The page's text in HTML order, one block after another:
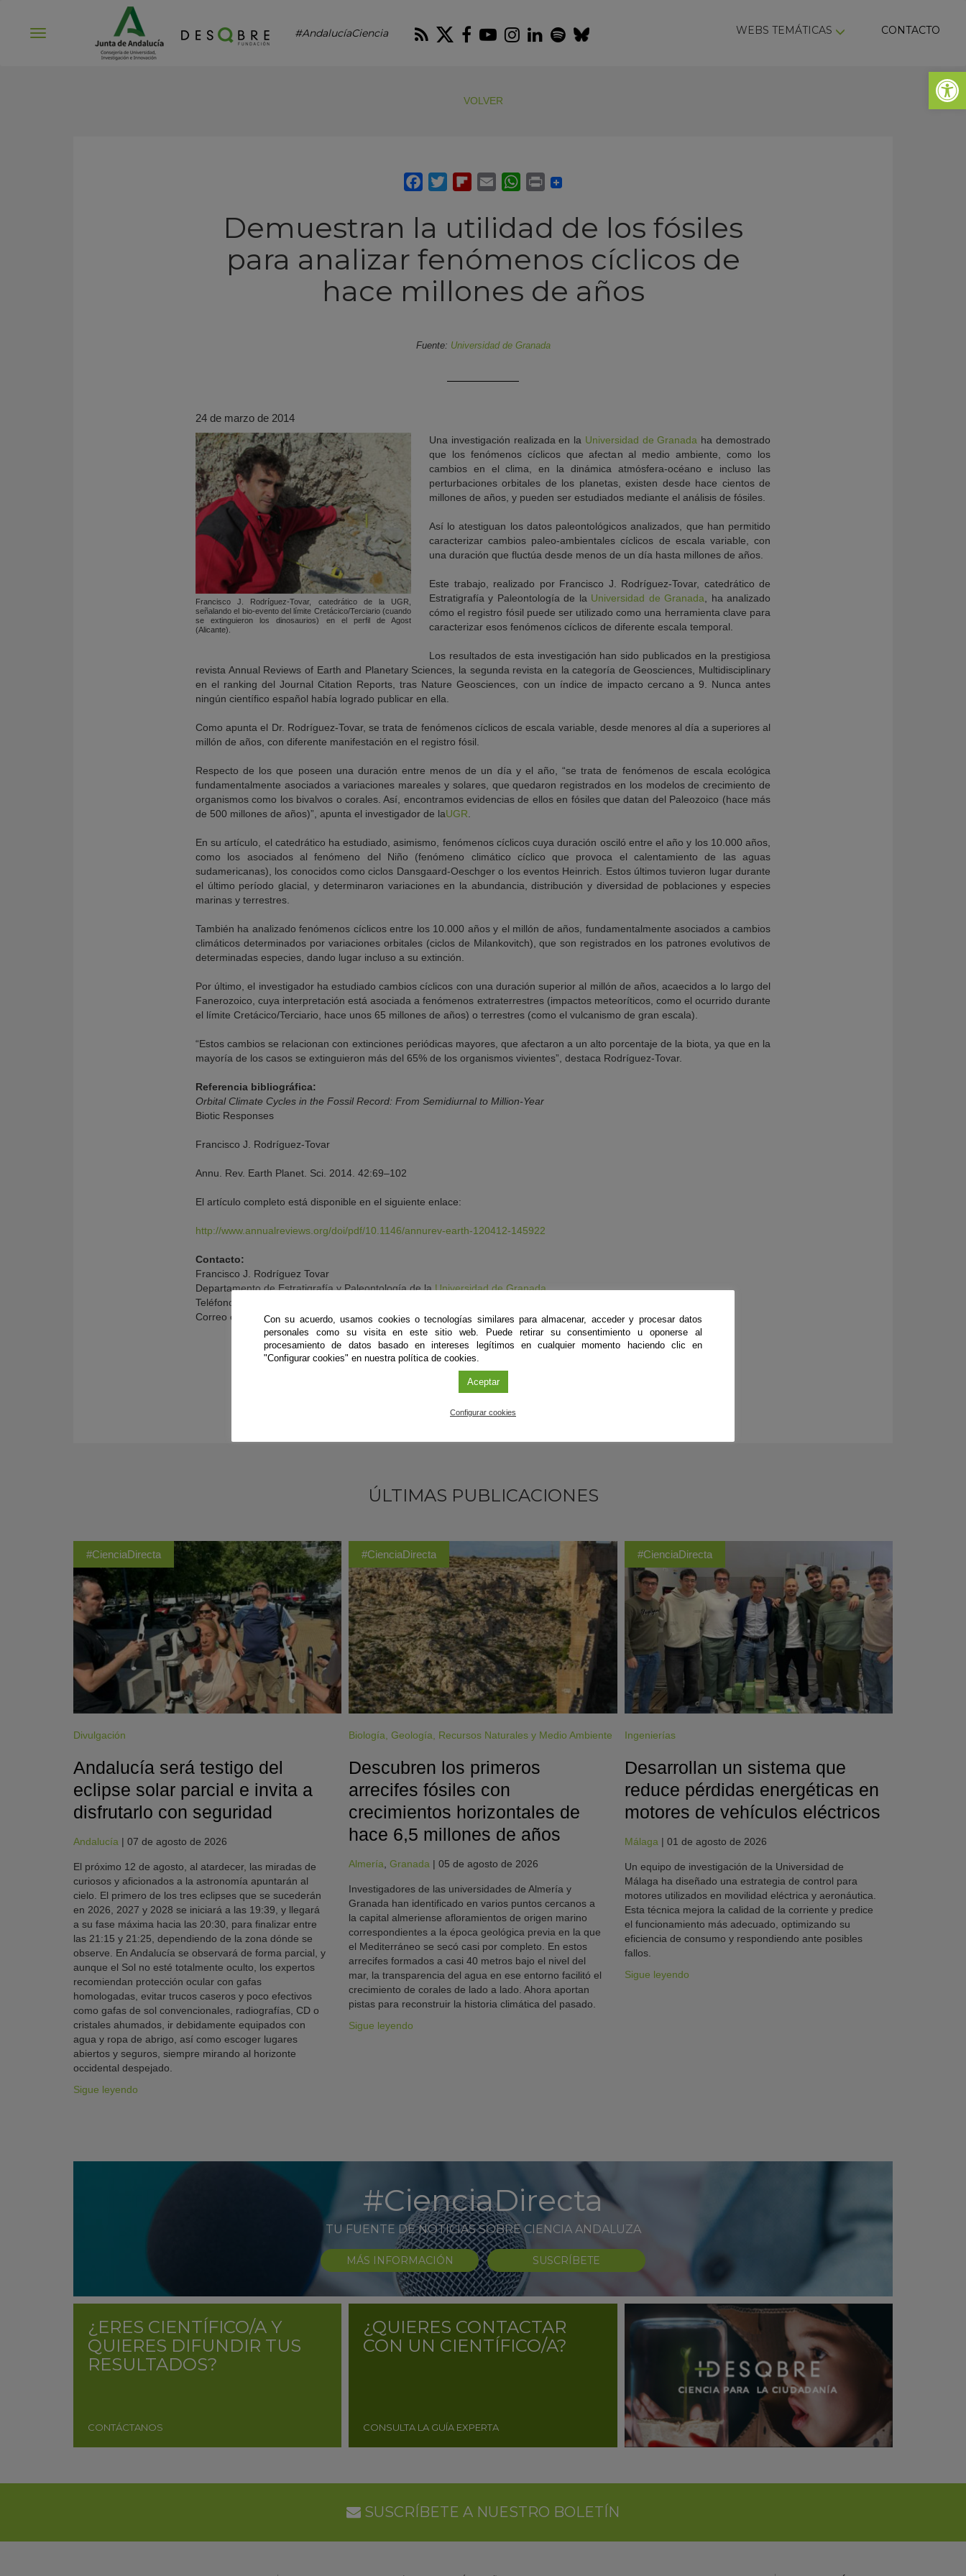
Abrir
#AndalucíaCiencia RSS Twitter
Facebook
Youtube
Instagram
LinkedIn
Spotify
Bluesky WEBS TEMÁTICAS CONTACTO
VOLVER
Demuestran la utilidad de los fósiles
para analizar fenómenos cíclicos de
hace millones de años
Fuente: Universidad de Granada
24 de marzo de 2014
Francisco J. Rodríguez-Tovar, catedrático de la UGR,
señalando el bio-evento del límite Cretácico/Terciario (cuando
se extinguieron los dinosaurios) en el perfil de Agost
(Alicante).
Una investigación realizada en la Universidad de Granada ha demostrado
que los fenómenos cíclicos que afectan al medio ambiente, como los
cambios en el clima, en la dinámica atmósfera-océano e incluso las
perturbaciones orbitales de los planetas, existen desde hace cientos de
millones de años, y pueden ser estudiados mediante el análisis de fósiles.
Así lo atestiguan los datos paleontológicos analizados, que han permitido
caracterizar cambios paleo-ambientales cíclicos de escala variable, con
una duración que fluctúa desde menos de un día hasta millones de años.
Este trabajo, realizado por Francisco J. Rodríguez-Tovar, catedrático de
Estratigrafía y Paleontología de la Universidad de Granada , ha analizado
cómo el registro fósil puede ser utilizado como una herramienta clave para
caracterizar esos fenómenos cíclicos de diferente escala temporal.
Los resultados de esta investigación han sido publicados en la prestigiosa
revista Annual Reviews of Earth and Planetary Sciences, la segunda revista en la categoría de Geosciences, Multidisciplinary
en el ranking del Journal Citation Reports, tras Nature Geosciences, con un índice de impacto cercano a 9. Nunca antes
ningún científico español había logrado publicar en ella.
Como apunta el Dr. Rodríguez-Tovar, se trata de fenómenos cíclicos de escala variable, desde menores al día a superiores al
millón de años, con diferente manifestación en el registro fósil.
Respecto de los que poseen una duración entre menos de un día y el año, “se trata de fenómenos de escala ecológica
fundamentalmente asociados a variaciones mareales y solares, que quedaron registrados en los modelos de crecimiento de
organismos como los bivalvos o corales. Así, encontramos evidencias de ellos en fósiles que datan del Paleozoico (hace más
de 500 millones de años)”, apunta el investigador de laUGR
En su artículo, el catedrático ha estudiado, asimismo, fenómenos cíclicos cuya duración osciló entre el año y los 10.000 años,
como los asociados al fenómeno del Niño (fenómeno climático cíclico que provoca el calentamiento de las aguas
sudamericanas), los conocidos como ciclos Dansgaard-Oeschger o los eventos Heinrich. Estos últimos tuvieron lugar durante
el último período glacial, y determinaron variaciones en la abundancia, distribución y diversidad de poblaciones y especies
marinas y terrestres.
También ha analizado fenómenos cíclicos entre los 10.000 años y el millón de años, fundamentalmente asociados a cambios
climáticos determinados por variaciones orbitales (ciclos de Milankovitch), que son registrados en los patrones evolutivos de
determinadas especies, dando lugar incluso a su extinción.
Por último, el investigador ha estudiado cambios cíclicos con una duración superior al millón de años, acaecidos a lo largo del
Fanerozoico, cuya interpretación está asociada a fenómenos extraterrestres (impactos meteoríticos, como el ocurrido durante
el límite Cretácico/Terciario, hace unos 65 millones de años) o terrestres (como el vulcanismo de gran escala).
“Estos cambios se relacionan con extinciones periódicas mayores, que afectaron a un alto porcentaje de la biota, ya que en la
mayoría de los casos se extinguieron más del 65% de los organismos vivientes”, destaca Rodríguez-Tovar.
Referencia bibliográfica:
Orbital Climate Cycles in the Fossil Record: From Semidiurnal to Million-Year
Biotic Responses
Francisco J. Rodríguez-Tovar
Annu. Rev. Earth Planet. Sci. 2014. 42:69–102
El artículo completo está disponible en el siguiente enlace:
http://www.annualreviews.org/doi/pdf/10.1146/annurev-earth-120412-145922
Contacto:
Francisco J. Rodríguez Tovar
Departamento de Estratigrafía y Paleontología de laUniversidad de Granada.
Teléfono: 958 24 27 24
Correo electrónico:fjrtovar@ugr.es
ÚLTIMAS PUBLICACIONES
#CienciaDirecta
Divulgación
Andalucía será testigo del
eclipse solar parcial e invita a
disfrutarlo con seguridad
Andalucía | 07 de agosto de 2026
El próximo 12 de agosto, al atardecer, las miradas de
curiosos y aficionados a la astronomía apuntarán al
cielo. El primero de los tres eclipses que se sucederán
en 2026, 2027 y 2028 se iniciará a las 19:39, y llegará
a su fase máxima hacia las 20:30, para finalizar entre
las 21:15 y 21:25, dependiendo de la zona dónde se
observe. En Andalucía se observará de forma parcial, y
aunque el Sol no esté totalmente oculto, los expertos
recomiendan protección ocular con gafas
homologadas, evitar trucos caseros y poco efectivos
como gafas de sol convencionales, radiografías, CD o
cristales ahumados, ir debidamente equipados con
agua y ropa de abrigo, así como escoger lugares
abiertos y seguros, siempre mirando al horizonte
occidental despejado.
Sigue leyendo
#CienciaDirecta
Biología ,Geología Recursos Naturales y Medio Ambiente
Descubren los primeros
arrecifes fósiles con
crecimientos horizontales de
hace 6,5 millones de años
Almería ,Granada |05 de agosto de 2026
Investigadores de las universidades de Almería y
Granada han identificado en varios puntos cercanos a
la capital almeriense afloramientos de origen marino
correspondientes a la época geológica previa en la que
el Mediterráneo se secó casi por completo. En estos
arrecifes formados a casi 40 metros bajo el nivel del
mar, la transparencia del agua en ese entorno facilitó el
crecimiento de corales de lado a lado. Ahora aportan
pistas para reconstruir la historia climática del pasado.
Sigue leyendo
#CienciaDirecta
Ingenierías
Desarrollan un sistema que
reduce pérdidas energéticas en
motores de vehículos eléctricos
Málaga | 01 de agosto de 2026
Un equipo de investigación de la Universidad de
Málaga ha diseñado una estrategia de control para
motores utilizados en movilidad eléctrica y aeronáutica.
Esta técnica mejora la calidad de la corriente y predice
el funcionamiento más adecuado, optimizando su
eficiencia de consumo y respondiendo ante posibles
fallos.
Sigue leyendo
#CienciaDirecta
TU FUENTE DE NOTICIAS SOBRE CIENCIA ANDALUZA
MÁS INFORMACIÓN SUSCRÍBETE
¿ERES CIENTÍFICO/A Y
QUIERES DIFUNDIR TUS
RESULTADOS?
CONTÁCTANOS
¿QUIERES CONTACTAR
CON UN CIENTÍFICO/A?
CONSULTA LA GUÍA EXPERTA
SUSCRÍBETE A NUESTRO BOLETÍN
Con su acuerdo, usamos cookies o tecnologías similares para almacenar, acceder y procesar datos
personales como su visita en este sitio web. Puede retirar su consentimiento u oponerse al
procesamiento de datos basado en intereses legítimos en cualquier momento haciendo clic en
"Configurar cookies" en nuestra política de cookies.
Aceptar
Configurar cookies